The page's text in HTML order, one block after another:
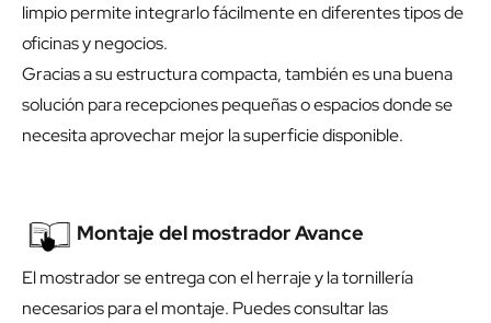
limpio permite integrarlo fácilmente en diferentes tipos de
oficinas y negocios.
Gracias a su estructura compacta, también es una buena
solución para recepciones pequeñas o espacios donde se
necesita aprovechar mejor la superficie disponible.
Montaje del mostrador Avance
El mostrador se entrega con el herraje y la tornillería
necesarios para el montaje. Puedes consultar las